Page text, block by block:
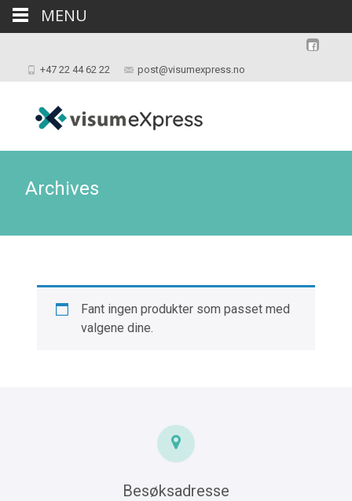
+47 22 44 62 22 post@visumexpress.no
Archives
Fant ingen produkter som passet med
valgene dine.
Besøksadresse
MENU